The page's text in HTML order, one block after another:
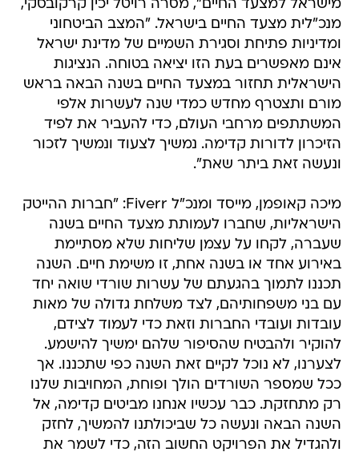
מישראל למצעד החיים", מסרה רויטל יכין קרקובסקי,
מנכ"לית מצעד החיים בישראל. "המצב הביטחוני
ומדיניות פתיחת וסגירת השמיים של מדינת ישראל
אינם מאפשרים בעת הזו יציאה בטוחה. הנציגות
הישראלית תחזור במצעד החיים בשנה הבאה בראש
מורם ותצטרף מחדש כמדי שנה לעשרות אלפי
המשתתפים מרחבי העולם, כדי להעביר את לפיד
הזיכרון לדורות קדימה. נמשיך לצעוד ונמשיך לזכור
ונעשה זאת ביתר שאת".
מיכה קאופמן, מייסד ומנכ"ל Fiverr: "חברות ההייטק
הישראליות, שחברו לעמותת מצעד החיים בשנה
שעברה, לקחו על עצמן שליחות שלא מסתיימת
באירוע אחד או בשנה אחת, זו משימת חיים. השנה
תכננו לתמוך בהגעתם של עשרות שורדי שואה יחד
עם בני משפחותיהם, לצד משלחת גדולה של מאות
עובדות ועובדי החברות וזאת כדי לעמוד לצידם,
להוקיר ולהבטיח שהסיפור שלהם ימשיך להישמע.
לצערנו, לא נוכל לקיים זאת השנה כפי שתכננו. אך
ככל שמספר השורדים הולך ופוחת, המחויבות שלנו
רק מתחזקת. כבר עכשיו אנחנו מביטים קדימה, אל
השנה הבאה ונעשה כל שביכולתנו להמשיך, לחזק
ולהגדיל את הפרויקט החשוב הזה, כדי לשמר את